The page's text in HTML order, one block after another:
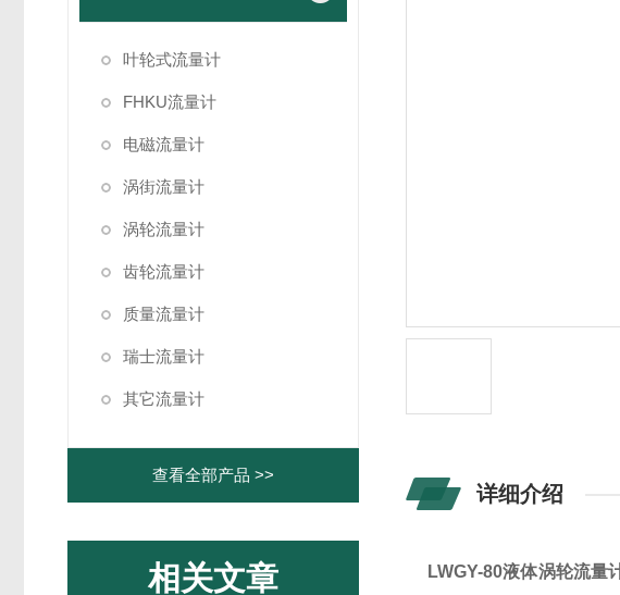
叶轮式流量计
FHKU流量计
电磁流量计
涡街流量计
涡轮流量计
齿轮流量计
质量流量计
瑞士流量计
其它流量计
查看全部产品 >>
相关文章
详细介绍
LWGY-80液体涡轮流量